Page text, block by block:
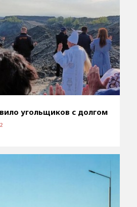
угольщиков с долгом
2